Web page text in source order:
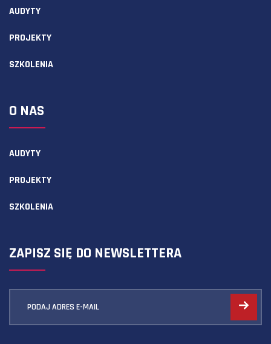
AUDYTY
PROJEKTY
SZKOLENIA
O NAS
AUDYTY
PROJEKTY
SZKOLENIA
ZAPISZ SIĘ DO NEWSLETTERA
PODAJ ADRES E-MAIL